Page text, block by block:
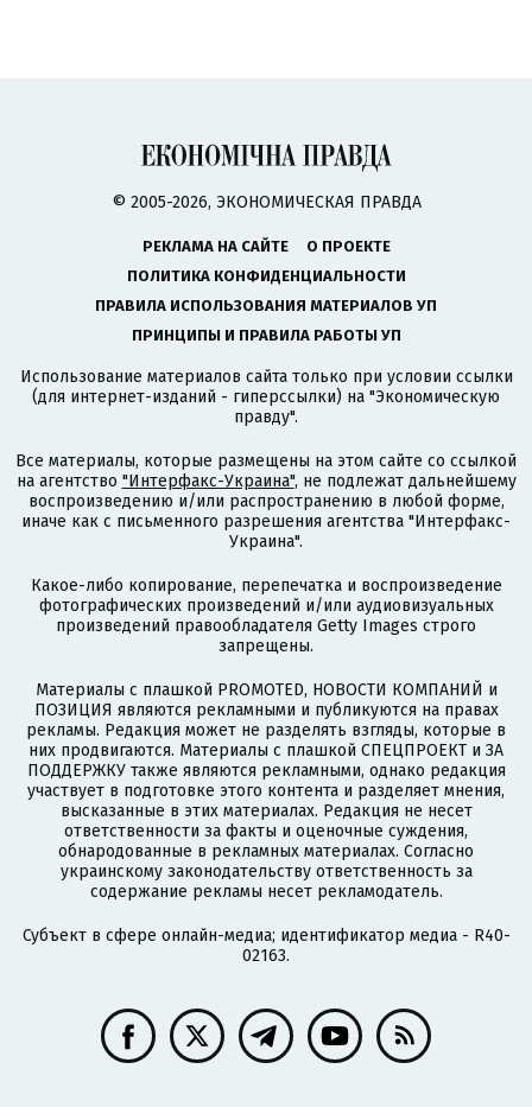
© 2005-2026, ЭКОНОМИЧЕСКАЯ ПРАВДА
РЕКЛАМА НА САЙТЕ
О ПРОЕКТЕ
ПОЛИТИКА КОНФИДЕНЦИАЛЬНОСТИ
ПРАВИЛА ИСПОЛЬЗОВАНИЯ МАТЕРИАЛОВ УП
ПРИНЦИПЫ И ПРАВИЛА РАБОТЫ УП
Использование материалов сайта только при условии ссылки
(для интернет-изданий - гиперссылки) на "Экономическую
правду".
Все материалы, которые размещены на этом сайте со ссылкой
на агентство "Интерфакс-Украина", не подлежат дальнейшему
воспроизведению и/или распространению в любой форме,
иначе как с письменного разрешения агентства "Интерфакс-
Украина".
Какое-либо копирование, перепечатка и воспроизведение
фотографических произведений и/или аудиовизуальных
произведений правообладателя Getty Images строго
запрещены.
Материалы с плашкой PROMOTED, НОВОСТИ КОМПАНИЙ и
ПОЗИЦИЯ являются рекламными и публикуются на правах
рекламы. Редакция может не разделять взгляды, которые в
них продвигаются. Материалы с плашкой СПЕЦПРОЕКТ и ЗА
ПОДДЕРЖКУ также являются рекламными, однако редакция
участвует в подготовке этого контента и разделяет мнения,
высказанные в этих материалах. Редакция не несет
ответственности за факты и оценочные суждения,
обнародованные в рекламных материалах. Согласно
украинскому законодательству ответственность за
содержание рекламы несет рекламодатель.
Субъект в сфере онлайн-медиа; идентификатор медиа - R40-
02163.